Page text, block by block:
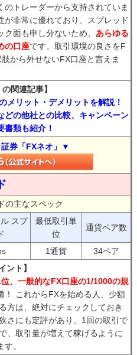
トレーダーから支持されていま
非常に優れており、スプレッド
面も申し分ないため、 あらゆる
の口座です。取引環境の良さをF
から外せないFX口座と言えま
関連記事】
メリット・デメリットを解説！
どの他社との比較、キャンペーン
書類も紹介！
券「FXネオ」▼
の主なスペック
スプ
最低取引単
位
通貨ペア数
1通貨
34ペア
ント】
位、一般的なFX口座の1/1000の規
！ これからFXを始める人、少額
方は、絶対にチェックしておき
さにも定評があり、1回の取引で
、取引量が増えて稼げるように
。